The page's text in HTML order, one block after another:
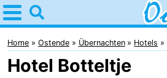
Home
Oostende
Tipps
Home Ostende Übernachten Hotels
Hotel Botteltje